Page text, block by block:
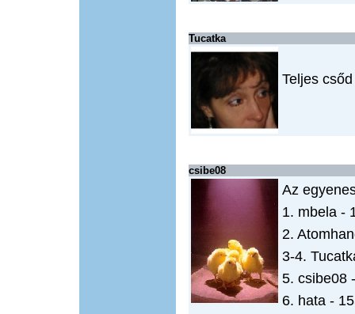
Tucatka
Teljes
csibe08
Az
1. mbela -
2.
3-4.
5. csibe08
6. hata -